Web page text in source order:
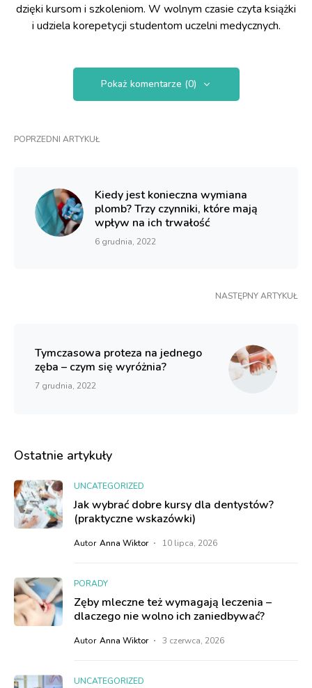
dzięki kursom i szkoleniom. W wolnym czasie czyta książki
i udziela korepetycji studentom uczelni medycznych.
Pokaż komentarze (0)
POPRZEDNI ARTYKUŁ
Kiedy jest konieczna wymiana
plomb? Trzy czynniki, które mają
wpływ na ich trwałość
6 grudnia, 2022
NASTĘPNY ARTYKUŁ
Tymczasowa proteza na jednego
zęba – czym się wyróżnia?
7 grudnia, 2022
Ostatnie artykuły
UNCATEGORIZED
Jak wybrać dobre kursy dla dentystów?
(praktyczne wskazówki)
Autor Anna Wiktor 10 lipca, 2026
PORADY
Zęby mleczne też wymagają leczenia –
dlaczego nie wolno ich zaniedbywać?
Autor Anna Wiktor 3 czerwca, 2026
UNCATEGORIZED